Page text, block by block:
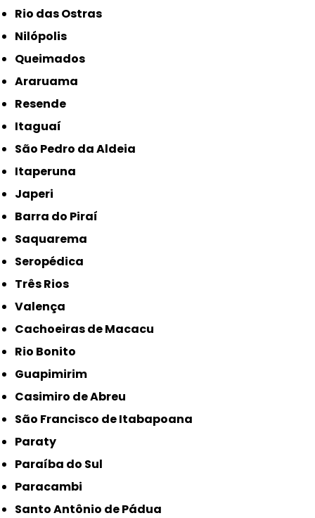
Rio das Ostras
Nilópolis
Queimados
Araruama
Resende
Itaguaí
São Pedro da Aldeia
Itaperuna
Japeri
Barra do Piraí
Saquarema
Seropédica
Três Rios
Valença
Cachoeiras de Macacu
Rio Bonito
Guapimirim
Casimiro de Abreu
São Francisco de Itabapoana
Paraty
Paraíba do Sul
Paracambi
Santo Antônio de Pádua